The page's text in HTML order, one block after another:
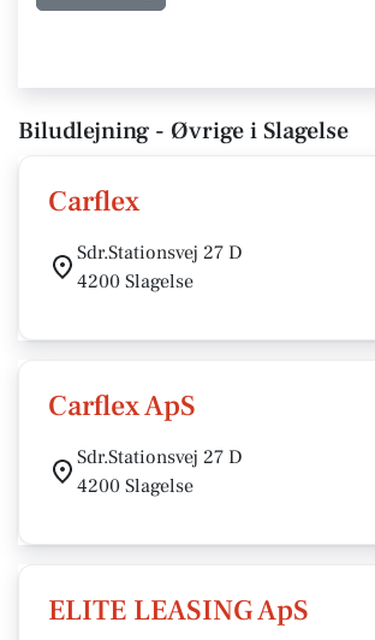
Biludlejning - Øvrige i Slagelse
Carflex
Sdr.Stationsvej 27 D
4200 Slagelse
Carflex ApS
Sdr.Stationsvej 27 D
4200 Slagelse
ELITE LEASING ApS